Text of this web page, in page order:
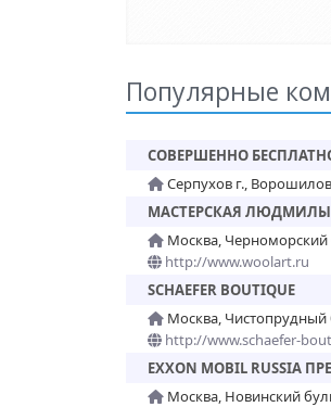
Популярные
СОВЕРШЕННО
Серпухов г.,
МАСТЕРСКАЯ
Москва, Черноморский
http://www.woolart.ru
SCHAEFER BOUTIQUE
Москва, Чистопрудный
http://www.schaefer-
EXXON MOBIL RUSSIA
Москва, Новинский